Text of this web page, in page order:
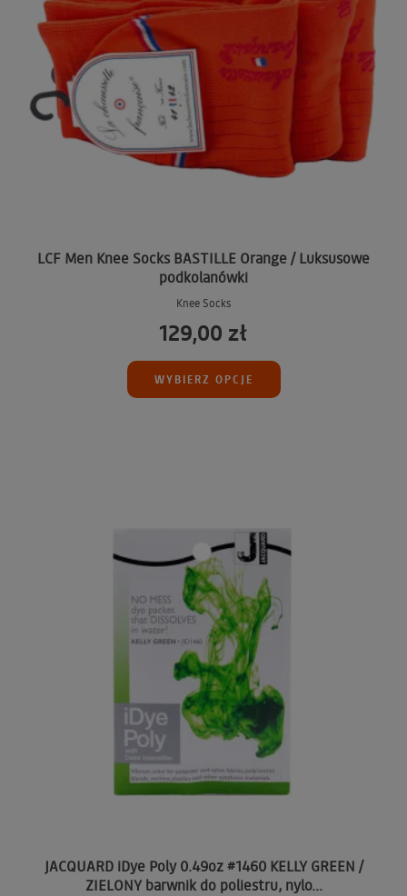
LCF Men Knee Socks BASTILLE Orange / Luksusowe
podkolanówki
Knee Socks
129,00 zł
WYBIERZ OPCJE
JACQUARD iDye Poly 0.49oz #1460 KELLY GREEN /
ZIELONY barwnik do poliestru, nylo...